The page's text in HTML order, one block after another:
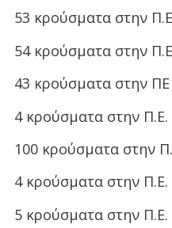
53 κρούσματα στην
54 κρούσματα στην
43 κρούσματα στην
4 κρούσματα στην
100 κρούσματα στην
4 κρούσματα στην
5 κρούσματα στην